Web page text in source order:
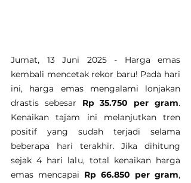
Jumat, 13 Juni 2025 - Harga emas
kembali mencetak rekor baru! Pada hari
ini, harga emas mengalami lonjakan
drastis sebesar Rp 35.750 per gram.
Kenaikan tajam ini melanjutkan tren
positif yang sudah terjadi selama
beberapa hari terakhir. Jika dihitung
sejak 4 hari lalu, total kenaikan harga
emas mencapai Rp 66.850 per gram,